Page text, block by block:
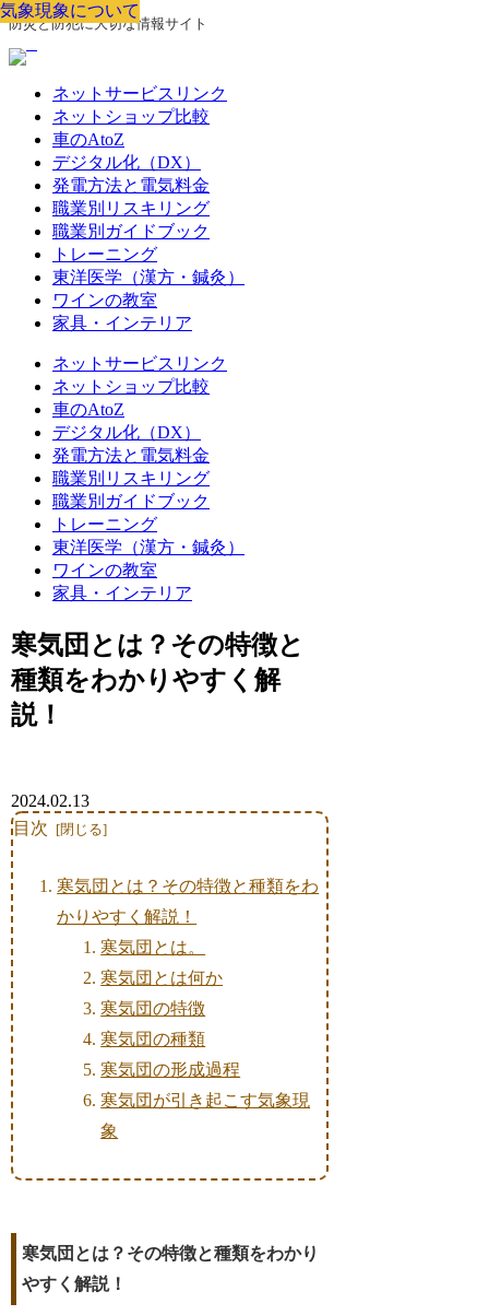
防災と防犯に大切な情報サイト
ネットサービスリンク
ネットショップ比較
車のAtoZ
デジタル化（DX）
発電方法と電気料金
職業別リスキリング
職業別ガイドブック
トレーニング
東洋医学（漢方・鍼灸）
ワインの教室
家具・インテリア
ネットサービスリンク
ネットショップ比較
車のAtoZ
デジタル化（DX）
発電方法と電気料金
職業別リスキリング
職業別ガイドブック
トレーニング
東洋医学（漢方・鍼灸）
ワインの教室
家具・インテリア
寒気団とは？その特徴と
種類をわかりやすく解
説！
気象現象について
2024.02.13
目次
寒気団とは？その特徴と種類をわ
かりやすく解説！
寒気団とは。
寒気団とは何か
寒気団の特徴
寒気団の種類
寒気団の形成過程
寒気団が引き起こす気象現
象
寒気団とは？その特徴と種類をわかり
やすく解説！
気象現象について
気象現象について
気象現象について
気象現象について
気象現象について
気象現象について